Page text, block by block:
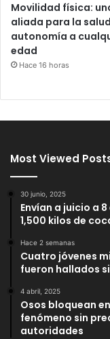
Movilidad física:
aliada para la
autonomía a
edad
Hace 16 horas
Most Viewed
30 junio, 2025
Envían a juicio a
1,500 kilos de
Hace 2 semanas
Cuatro jóvenes
fueron hallados
4 abril, 2025
Osos bloquean
fenómeno sin
autoridades